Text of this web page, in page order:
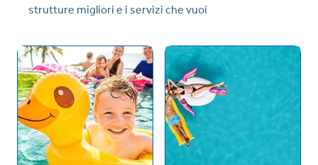
strutture migliori e i servizi che vuoi